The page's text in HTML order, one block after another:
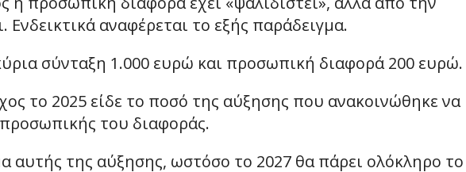
Ενδεικτικά αναφέρεται το εξής παράδειγμα.
σύνταξη 1.000 ευρώ και προσωπική διαφορά 200 ευρώ.
το 2025 είδε το ποσό της αύξησης που ανακοινώθηκε να
του διαφοράς.
αυτής της αύξησης, ωστόσο το 2027 θα πάρει ολόκληρο το